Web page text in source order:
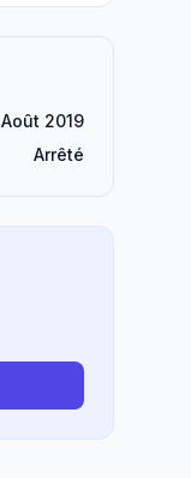
Août 2019
Arrêté